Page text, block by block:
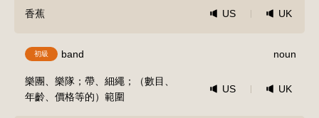
香蕉 US UK
初級 band noun
樂團、樂隊；帶、細繩；（數目、
年齡、價格等的）範圍
US UK